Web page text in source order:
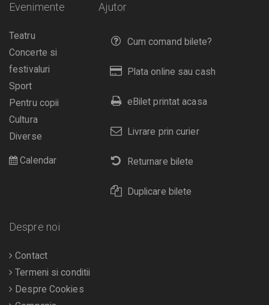
Ajutor
Cum comand bilete?
Plata online sau cash
eBilet printat acasa
Livrare prin curier
Returnare bilete
Duplicare bilete
Evenimente
Teatru
Concerte si
festivaluri
Sport
Pentru copii
Cultura
Diverse
Calendar
Despre noi
Contact
Termeni si conditii
Despre Cookies